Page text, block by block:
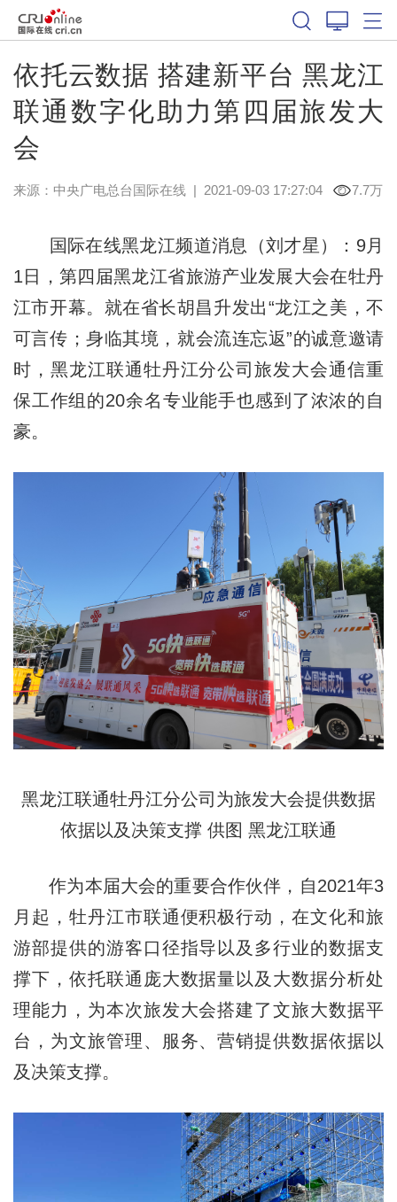
依托云数据 搭建新平台 黑龙江
联通数字化助力第四届旅发大
会
来源：中央广电总台国际在线| 2021-09-03 17:27:04 7.7万
国际在线黑龙江频道消息（刘才星）：9月
1日，第四届黑龙江省旅游产业发展大会在牡丹
江市开幕。就在省长胡昌升发出“龙江之美，不
可言传；身临其境，就会流连忘返”的诚意邀请
时，黑龙江联通牡丹江分公司旅发大会通信重
保工作组的20余名专业能手也感到了浓浓的自
豪。
黑龙江联通牡丹江分公司为旅发大会提供数据
依据以及决策支撑 供图 黑龙江联通
作为本届大会的重要合作伙伴，自2021年3
月起，牡丹江市联通便积极行动，在文化和旅
游部提供的游客口径指导以及多行业的数据支
撑下，依托联通庞大数据量以及大数据分析处
理能力，为本次旅发大会搭建了文旅大数据平
台，为文旅管理、服务、营销提供数据依据以
及决策支撑。